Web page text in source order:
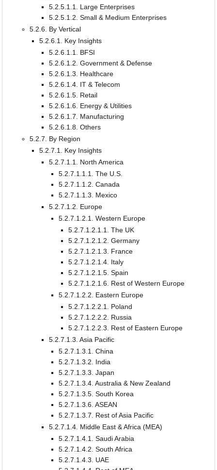
5.2.5.1.1. Large Enterprises
5.2.5.1.2. Small & Medium Enterprises
5.2.6. By Vertical
5.2.6.1. Key Insights
5.2.6.1.1. BFSI
5.2.6.1.2. Government & Defense
5.2.6.1.3. Healthcare
5.2.6.1.4. IT & Telecom
5.2.6.1.5. Retail
5.2.6.1.6. Energy & Utilities
5.2.6.1.7. Manufacturing
5.2.6.1.8. Others
5.2.7. By Region
5.2.7.1. Key Insights
5.2.7.1.1. North America
5.2.7.1.1.1. The U.S.
5.2.7.1.1.2. Canada
5.2.7.1.1.3. Mexico
5.2.7.1.2. Europe
5.2.7.1.2.1. Western Europe
5.2.7.1.2.1.1. The UK
5.2.7.1.2.1.2. Germany
5.2.7.1.2.1.3. France
5.2.7.1.2.1.4. Italy
5.2.7.1.2.1.5. Spain
5.2.7.1.2.1.6. Rest of Western Europe
5.2.7.1.2.2. Eastern Europe
5.2.7.1.2.2.1. Poland
5.2.7.1.2.2.2. Russia
5.2.7.1.2.2.3. Rest of Eastern Europe
5.2.7.1.3. Asia Pacific
5.2.7.1.3.1. China
5.2.7.1.3.2. India
5.2.7.1.3.3. Japan
5.2.7.1.3.4. Australia & New Zealand
5.2.7.1.3.5. South Korea
5.2.7.1.3.6. ASEAN
5.2.7.1.3.7. Rest of Asia Pacific
5.2.7.1.4. Middle East & Africa (MEA)
5.2.7.1.4.1. Saudi Arabia
5.2.7.1.4.2. South Africa
5.2.7.1.4.3. UAE